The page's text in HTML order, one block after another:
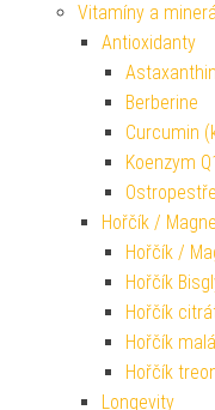
Vitamíny a
Antioxidanty
Astaxanthin
Berberine
Curcumin
Koenzym
Hořčík /
Hořčík /
Hořčík
Hořčík
Hořčík
Hořčík
Longevity